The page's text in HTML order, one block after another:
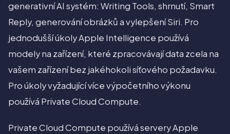
generativní AI systém: Writing Tools, shrnutí, Smart
Reply, generování obrázků a vylepšení Siri. Pro
jednodušší úkoly Apple Intelligence používá
modely na zařízení, které zpracovávají data zcela na
vašem zařízení bez jakéhokoli síťového požadavku.
Pro úkoly vyžadující více výpočetního výkonu
používá Private Cloud Compute.
Private Cloud Compute používá servery Apple